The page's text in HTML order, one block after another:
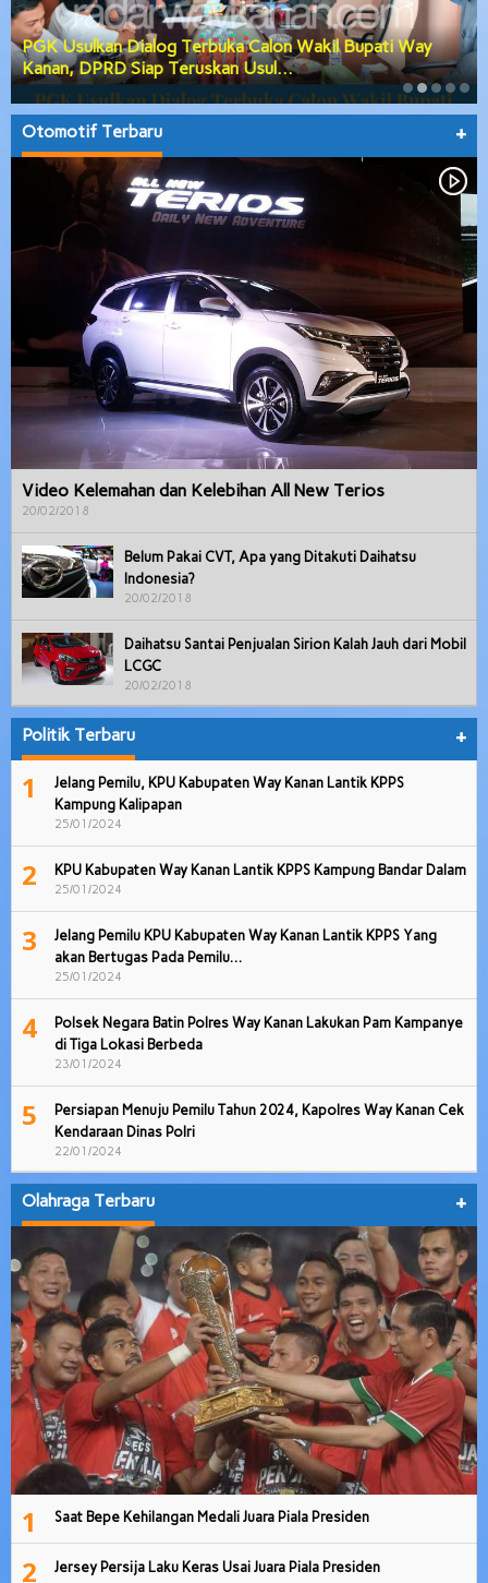
DPRD Way Kanan Gerak Cepat Bahas Tiga Agenda
Besar, Anggaran Daerah hingga Prose…
Otomotif Terbaru +
Video Kelemahan dan Kelebihan All New Terios
20/02/2018
Belum Pakai CVT, Apa yang Ditakuti Daihatsu
Indonesia?
20/02/2018
Daihatsu Santai Penjualan Sirion Kalah Jauh dari Mobil
LCGC
20/02/2018
Politik Terbaru +
1
Jelang Pemilu, KPU Kabupaten Way Kanan Lantik KPPS
Kampung Kalipapan
25/01/2024
2 KPU Kabupaten Way Kanan Lantik KPPS Kampung Bandar Dalam
25/01/2024
3
Jelang Pemilu KPU Kabupaten Way Kanan Lantik KPPS Yang
akan Bertugas Pada Pemilu…
25/01/2024
4
Polsek Negara Batin Polres Way Kanan Lakukan Pam Kampanye
di Tiga Lokasi Berbeda
23/01/2024
5
Persiapan Menuju Pemilu Tahun 2024, Kapolres Way Kanan Cek
Kendaraan Dinas Polri
22/01/2024
Olahraga Terbaru +
1 Saat Bepe Kehilangan Medali Juara Piala Presiden
2 Jersey Persija Laku Keras Usai Juara Piala Presiden